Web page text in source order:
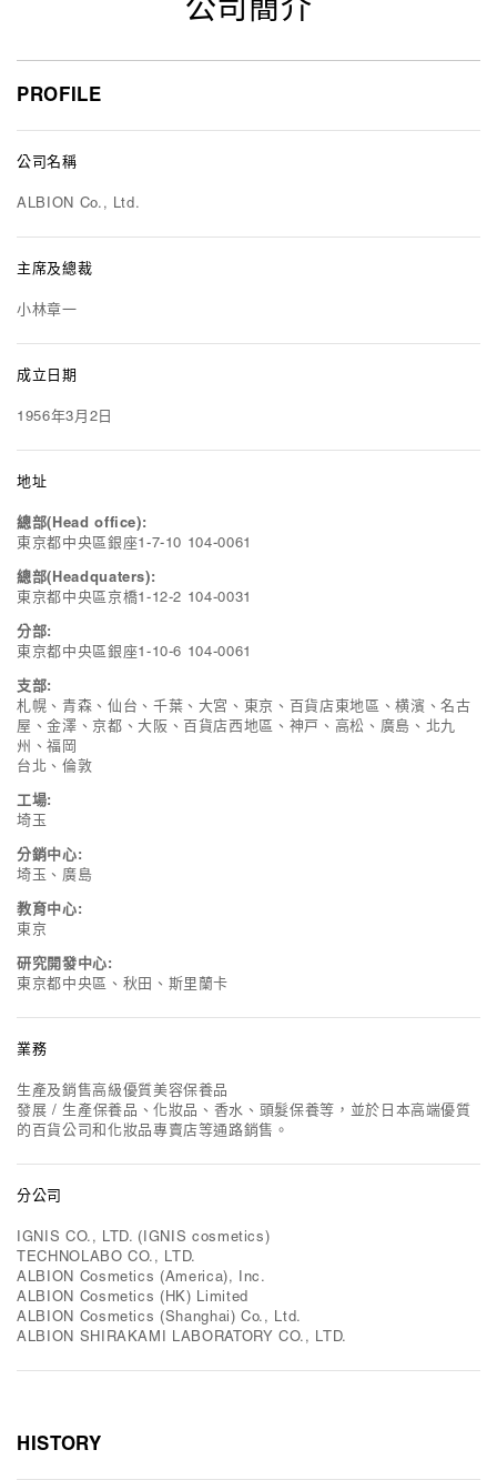
公司簡介
PROFILE
公司名稱
ALBION Co., Ltd.
主席及總裁
小林章一
成立日期
1956年3月2日
地址
總部(Head office):
東京都中央區銀座1-7-10 104-0061
總部(Headquaters):
東京都中央區京橋1-12-2 104-0031
分部:
東京都中央區銀座1-10-6 104-0061
支部:
札幌、青森、仙台、千葉、大宮、東京、百貨店東地區、横濱、名古
屋、金澤、京都、大阪、百貨店西地區、神戸、高松、廣島、北九
州、福岡
台北、倫敦
工場:
埼玉
分銷中心:
埼玉、廣島
教育中心:
東京
研究開發中心:
東京都中央區、秋田、斯里蘭卡
業務
生產及銷售高級優質美容保養品
發展 / 生產保養品、化妝品、香水、頭髮保養等，並於日本高端優質
的百貨公司和化妝品專賣店等通路銷售。
分公司
IGNIS CO., LTD. (IGNIS cosmetics)
TECHNOLABO CO., LTD.
ALBION Cosmetics (America), Inc.
ALBION Cosmetics (HK) Limited
ALBION Cosmetics (Shanghai) Co., Ltd.
ALBION SHIRAKAMI LABORATORY CO., LTD.
HISTORY